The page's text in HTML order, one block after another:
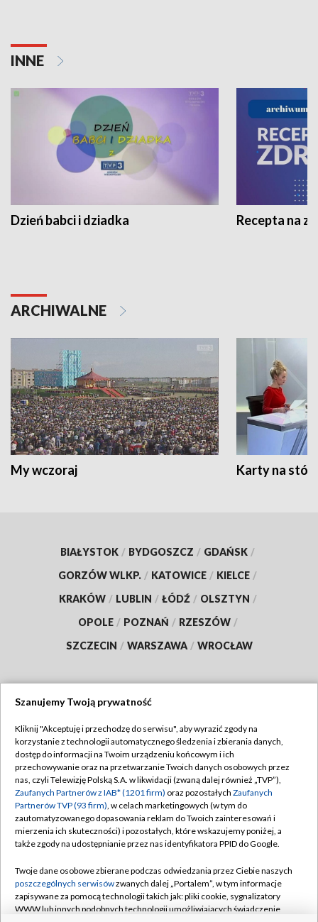
INNE
Dzień babci i dziadka Recepta na
ARCHIWALNE
My wczoraj Karty na
BIAŁYSTOK / BYDGOSZCZ / GDAŃSK /
GORZÓW WLKP. / KATOWICE / KIELCE /
KRAKÓW / LUBLIN / ŁÓDŹ / OLSZTYN /
OPOLE / POZNAŃ / RZESZÓW /
SZCZECIN / WARSZAWA / WROCŁAW
TVP
Abonament TVP
Emisja w TVP
Centrum informacji TVP
Naziemna Telewizja Cyfrowa
Rada Programowa
System NOS
Regulamin TVP
Polityka prywatności
Moje zgody
Pomoc
Kontakt
Szanujemy Twoją prywatność
Kliknij "Akceptuję i przechodzę do serwisu", aby wyrazić zgody na
korzystanie z technologii automatycznego śledzenia i zbierania danych,
dostęp do informacji na Twoim urządzeniu końcowym i ich
przechowywanie oraz na przetwarzanie Twoich danych osobowych przez
nas, czyli Telewizję Polską S.A. w likwidacji (zwaną dalej również „TVP”),
Zaufanych Partnerów z IAB* (1201 firm) oraz pozostałych Zaufanych
Partnerów TVP (93 firm), w celach marketingowych (w tym do
zautomatyzowanego dopasowania reklam do Twoich zainteresowań i
mierzenia ich skuteczności) i pozostałych, które wskazujemy poniżej, a
także zgody na udostępnianie przez nas identyfikatora PPID do Google.
Twoje dane osobowe zbierane podczas odwiedzania przez Ciebie naszych
poszczególnych serwisówzwanych dalej „Portalem”, w tym informacje
zapisywane za pomocą technologii takich jak: pliki cookie, sygnalizatory
WWW lub innych podobnych technologii umożliwiających świadczenie